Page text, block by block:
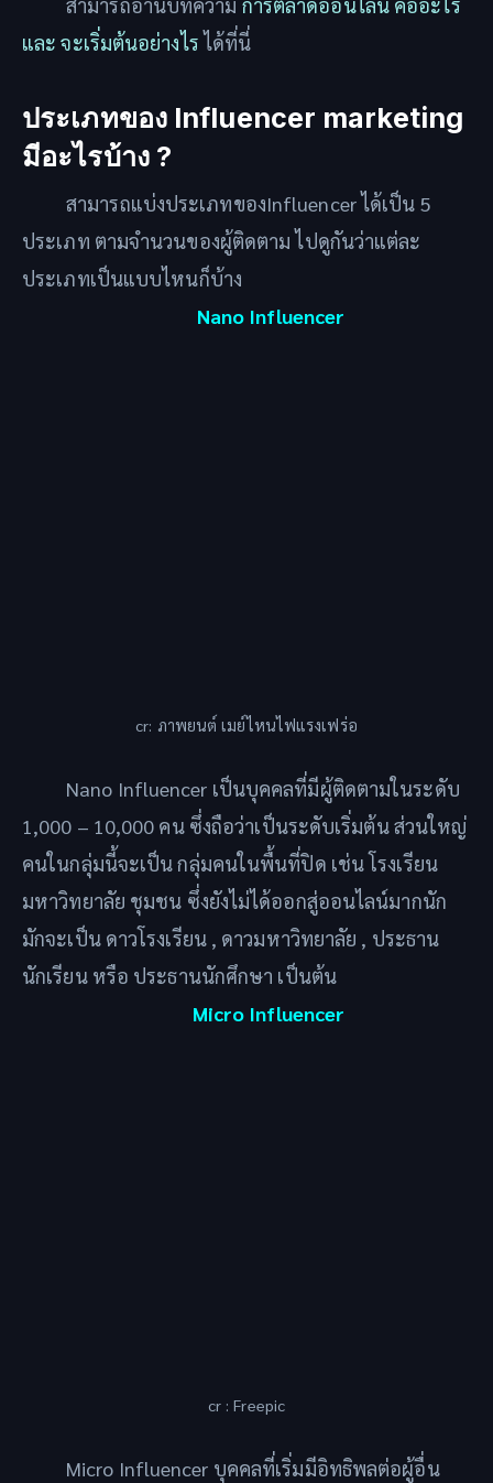
สามารถอ่านบทความ การตลาดออนไลน์ คืออะไร
และ จะเริ่มต้นอย่างไร ได้ที่นี่
ประเภทของ Influencer marketing
มีอะไรบ้าง ?
สามารถแบ่งประเภทของInfluencer ได้เป็น 5
ประเภท ตามจำนวนของผู้ติดตาม ไปดูกันว่าแต่ละ
ประเภทเป็นแบบไหนก็บ้าง
Nano Influencer
cr: ภาพยนต์ เมย์ไหนไฟแรงเฟร่อ
Nano Influencer เป็นบุคคลที่มีผู้ติดตามในระดับ
1,000 – 10,000 คน ซึ่งถือว่าเป็นระดับเริ่มต้น ส่วนใหญ่
คนในกลุ่มนี้จะเป็น กลุ่มคนในพื้นที่ปิด เช่น โรงเรียน
มหาวิทยาลัย ชุมชน ซึ่งยังไม่ได้ออกสู่ออนไลน์มากนัก
มักจะเป็น ดาวโรงเรียน , ดาวมหาวิทยาลัย , ประธาน
นักเรียน หรือ ประธานนักศึกษา เป็นต้น
Micro Influencer
cr : Freepic
Micro Influencer บุคคลที่เริ่มมีอิทธิพลต่อผู้อื่น